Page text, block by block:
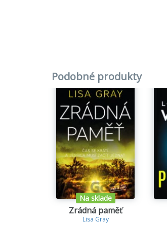
Podobné produkty
Na sklade
Zrádná paměť
Lisa Gray